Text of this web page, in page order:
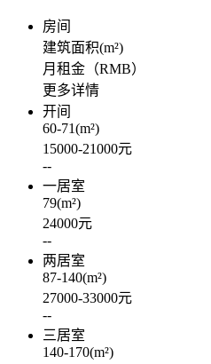
房间
建筑面积(m²)
月租金（RMB）
更多详情
开间
60-71(m²)
15000-21000元
--
一居室
79(m²)
24000元
--
两居室
87-140(m²)
27000-33000元
--
三居室
140-170(m²)